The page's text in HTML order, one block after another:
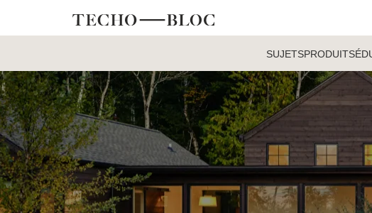
SUJETSPRODUITS